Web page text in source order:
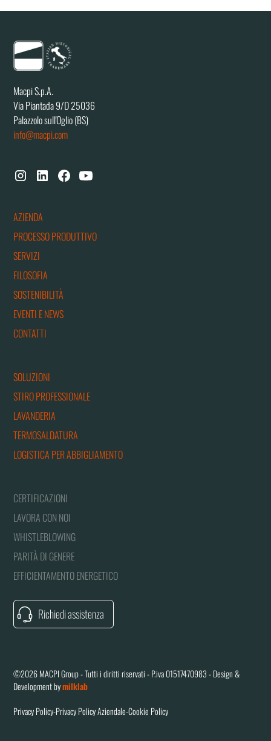
Macpi S.p.A.
Via Piantada 9/D 25036
Palazzolo sull'Oglio (BS)
info@macpi.com
AZIENDA
PROCESSO PRODUTTIVO
SERVIZI
FILOSOFIA
SOSTENIBILITÀ
EVENTI E NEWS
CONTATTI
SOLUZIONI
STIRO PROFESSIONALE
LAVANDERIA
TERMOSALDATURA
LOGISTICA PER ABBIGLIAMENTO
CERTIFICAZIONI
LAVORA CON NOI
WHISTLEBLOWING
PARITÀ DI GENERE
EFFICIENTAMENTO ENERGETICO
Richiedi assistenza
©2026 MACPI Group - Tutti i diritti riservati - P.iva 01517470983 - Design &
Development bymilklab
Privacy Policy-Privacy Policy Aziendale-Cookie Policy